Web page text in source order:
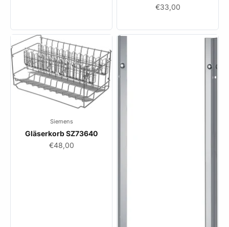
Angebot
€33,00
Siemens
Gläserkorb SZ73640
Angebot
€48,00